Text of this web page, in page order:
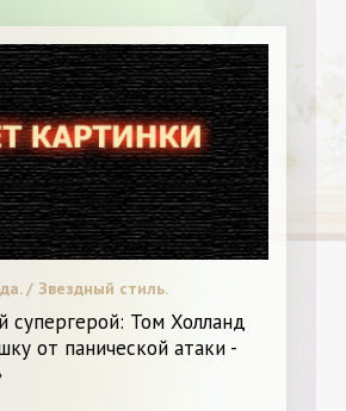
/ Звездный стиль.
супергерой: Том Холланд
от панической атаки -